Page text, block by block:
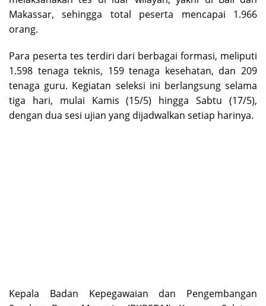
Makassar, sehingga total peserta mencapai 1.966
orang.
Para peserta tes terdiri dari berbagai formasi, meliputi
1.598 tenaga teknis, 159 tenaga kesehatan, dan 209
tenaga guru. Kegiatan seleksi ini berlangsung selama
tiga hari, mulai Kamis (15/5) hingga Sabtu (17/5),
dengan dua sesi ujian yang dijadwalkan setiap harinya.
Kepala Badan Kepegawaian dan Pengembangan